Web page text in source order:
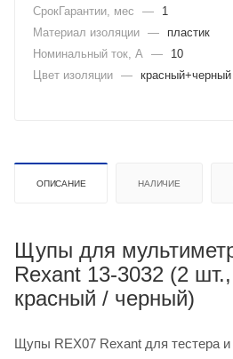
СрокГарантии, мес
—
1
Материал изоляции —
пластик
Номинальный ток, А
—
10
Цвет изоляции — красный+черный
ОПИСАНИЕ НАЛИЧИЕ
Щупы для
Rexant 13-3032 (2
красный / черный)
Щупы REX07 Rexant для тестера